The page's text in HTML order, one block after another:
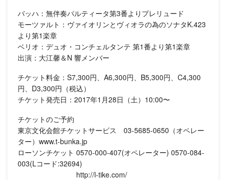
バッハ：無伴奏パルティータ第3番よりプレリュード
モーツァルト：ヴァイオリンとヴィオラの為のソナタK.423
より第1楽章
ベリオ：デュオ・コンチェルタンテ 第1番より第1楽章
出演：大江馨＆N 響メンバー
チケット料金：S7,300円、A6,300円、B5,300円、C4,300
円、D3,300円（税込）
チケット発売日：2017年1月28日（土）10:00〜
チケットのご予約
東京文化会館チケットサービス 03-5685-0650（オペレー
ター）www.t-bunka.jp
ローソンチケット 0570-000-407(オペレーター) 0570-084-
003(Lコード:32694)
http://l-tike.com/